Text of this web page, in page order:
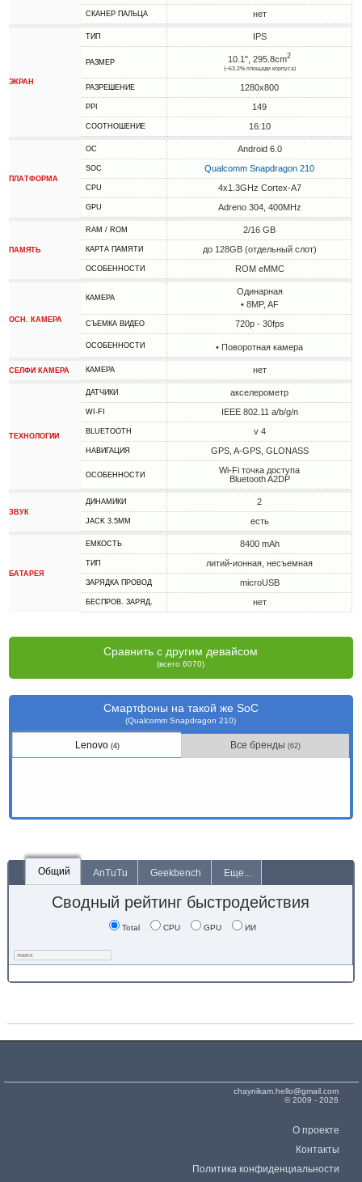
СКАНЕР ПАЛЬЦА нет
ЭКРАН
ТИП IPS
РАЗМЕР 10.1", 295.8cm2
(~63.2% площади корпуса)
РАЗРЕШЕНИЕ 1280x800
PPI 149
СООТНОШЕНИЕ 16:10
ПЛАТФОРМА
ОС Android 6.0
SOC Qualcomm Snapdragon 210
CPU 4x1.3GHz Cortex-A7
GPU Adreno 304, 400MHz
ПАМЯТЬ
RAM / ROM 2/16 GB
КАРТА ПАМЯТИ до 128GB (отдельный слот)
ОСОБЕННОСТИ ROM eMMC
ОСН. КАМЕРА
КАМЕРА
Одинарная
• 8MP, AF
СЪЕМКА ВИДЕО 720p - 30fps
ОСОБЕННОСТИ • Поворотная камера
СЕЛФИ КАМЕРА КАМЕРА нет
ТЕХНОЛОГИИ
ДАТЧИКИ акселерометр
WI-FI IEEE 802.11 a/b/g/n
BLUETOOTH v 4
НАВИГАЦИЯ GPS, A-GPS, GLONASS
ОСОБЕННОСТИ
Wi-Fi точка доступа
Bluetooth A2DP
ЗВУК
ДИНАМИКИ 2
JACK 3.5MM есть
БАТАРЕЯ
ЕМКОСТЬ 8400 mAh
ТИП литий-ионная, несъемная
ЗАРЯДКА ПРОВОД microUSB
БЕСПРОВ. ЗАРЯД. нет
Сравнить с другим девайсом
(всего 6070)
Смартфоны на такой же SoC
(Qualcomm Snapdragon 210)
Lenovo (4) Все бренды(62)
Общий AnTuTu Geekbench Еще...
Сводный рейтинг быстродействия
Total CPU GPU ИИ
chaynikam.hello@gmail.com
© 2009 - 2026
О проекте
Контакты
Политика конфиденциальности